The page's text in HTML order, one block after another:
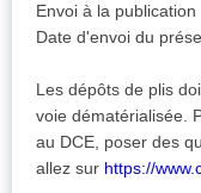
Envoi à la
Date d'envoi du
Les dépôts de plis
voie dématérialisée.
au DCE, poser des
allez sur https://